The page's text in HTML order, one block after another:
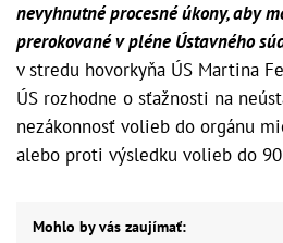
nevyhnutné procesné úkony, aby
prerokované v pléne Ústavného
v stredu hovorkyňa ÚS Martina
ÚS rozhodne o sťažnosti na
nezákonnosť volieb do orgánu
alebo proti výsledku volieb do
Mohlo by vás zaujímať: